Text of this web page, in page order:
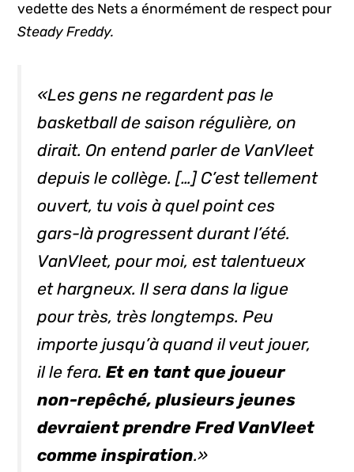
vedette des Nets a énormément de respect pour
Steady Freddy.
«Les gens ne regardent pas le
basketball de saison régulière, on
dirait. On entend parler de VanVleet
depuis le collège. […] C’est tellement
ouvert, tu vois à quel point ces
gars-là progressent durant l’été.
VanVleet, pour moi, est talentueux
et hargneux. Il sera dans la ligue
pour très, très longtemps. Peu
importe jusqu’à quand il veut jouer,
il le fera.Et en tant que joueur
non-repêché, plusieurs jeunes
devraient prendre Fred VanVleet
comme inspiration.»